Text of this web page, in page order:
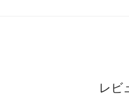
レビ